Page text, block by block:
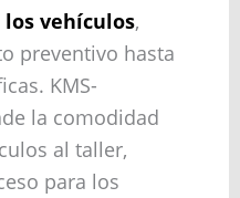
vehículos,
preventivo hasta
KMS-
la comodidad
al taller,
para los